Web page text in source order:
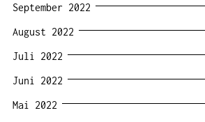
September 2022
August 2022
Juli 2022
Juni 2022
Mai 2022